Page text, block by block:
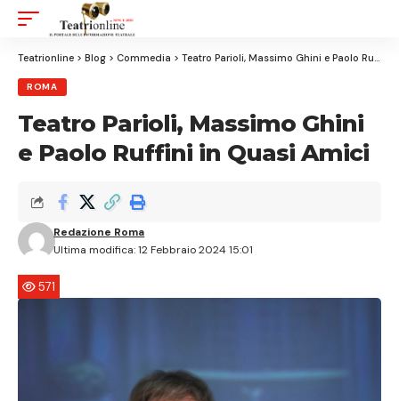
Resizer
Teatrionline > Blog > Commedia > Teatro Parioli, Massimo Ghini e Paolo Ruffini in Quasi Amici
ROMA
Teatro Parioli, Massimo Ghini
e Paolo Ruffini in Quasi Amici
Ultima modifica: 12 Febbraio 2024 15:01
Redazione Roma
571